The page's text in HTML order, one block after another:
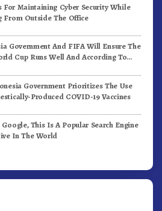
For Maintaining Cyber Security While
From Outside The Office
Government And FIFA Will Ensure The
Cup Runs Well And According To
Government Prioritizes The Use
Produced COVID-19 Vaccines
This Is A Popular Search Engine
In The World